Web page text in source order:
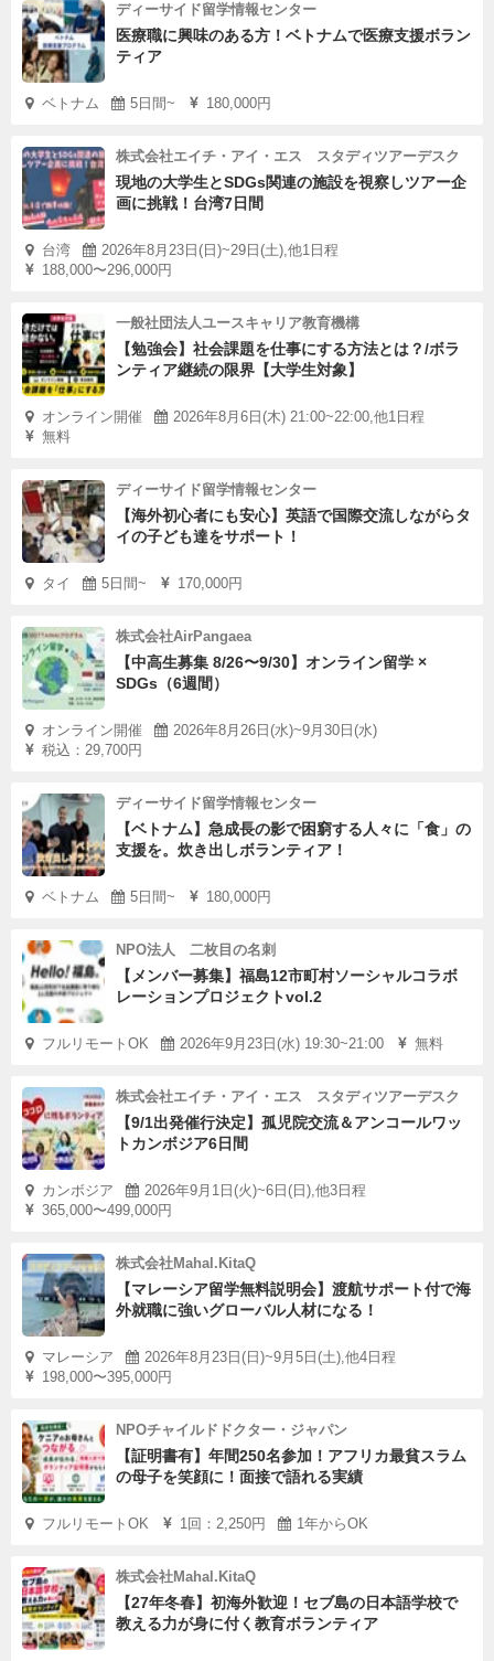
ディーサイド留学情報センター
医療職に興味のある方！ベトナムで医療支援ボラン
ティア
ベトナム 5日間~ 180,000円
株式会社エイチ・アイ・エス スタディツアーデスク
現地の大学生とSDGs関連の施設を視察しツアー企
画に挑戦！台湾7日間
台湾
2026年8月23日(日)~29日(土),他1日程
188,000〜296,000円
一般社団法人ユースキャリア教育機構
【勉強会】社会課題を仕事にする方法とは？/ボラ
ンティア継続の限界【大学生対象】
オンライン開催
2026年8月6日(木) 21:00~22:00,他1日程
無料
ディーサイド留学情報センター
【海外初心者にも安心】英語で国際交流しながらタ
イの子ども達をサポート！
タイ 5日間~ 170,000円
株式会社AirPangaea
【中高生募集 8/26〜9/30】オンライン留学 ×
SDGs（6週間）
オンライン開催
2026年8月26日(水)~9月30日(水)
税込：29,700円
ディーサイド留学情報センター
【ベトナム】急成長の影で困窮する人々に「食」の
支援を。炊き出しボランティア！
ベトナム 5日間~ 180,000円
NPO法人 二枚目の名刺
【メンバー募集】福島12市町村ソーシャルコラボ
レーションプロジェクトvol.2
フルリモートOK 2026年9月23日(水) 19:30~21:00 無料
株式会社エイチ・アイ・エス スタディツアーデスク
【9/1出発催行決定】孤児院交流＆アンコールワッ
トカンボジア6日間
カンボジア
2026年9月1日(火)~6日(日),他3日程
365,000〜499,000円
株式会社Mahal.KitaQ
【マレーシア留学無料説明会】渡航サポート付で海
外就職に強いグローバル人材になる！
マレーシア
2026年8月23日(日)~9月5日(土),他4日程
198,000〜395,000円
NPOチャイルドドクター・ジャパン
【証明書有】年間250名参加！アフリカ最貧スラム
の母子を笑顔に！面接で語れる実績
フルリモートOK 1回：2,250円 1年からOK
株式会社Mahal.KitaQ
【27年冬春】初海外歓迎！セブ島の日本語学校で
教える力が身に付く教育ボランティア